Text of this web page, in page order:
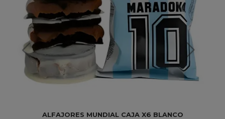
ALFAJORES MUNDIAL CAJA X6 BLANCO